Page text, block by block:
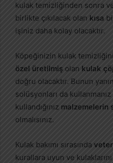
kulak temizliğinden sonra
birlikte çıkılacak olan kısa
işiniz daha kolay olacaktır.
Köpeğinizin kulak
özel üretilmiş olan kulak
doğru olacaktır. Bunun
solüsyonları da
kullandığınız malzemelerin
olmalısınız.
Kulak bakımı sırasında
kurallara uyun ve